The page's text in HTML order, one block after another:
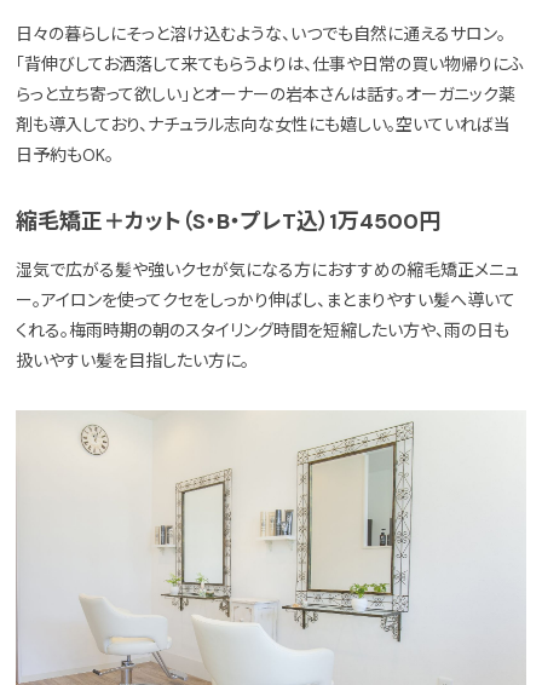
日々の暮らしにそっと溶け込むような、いつでも自然に通えるサロン。
「背伸びしてお洒落して来てもらうよりは、仕事や日常の買い物帰りにふ
らっと立ち寄って欲しい」とオーナーの岩本さんは話す。オーガニック薬
剤も導入しており、ナチュラル志向な女性にも嬉しい。空いていれば当
日予約もOK。
縮毛矯正＋カット（S・B・プレT込）1万4500円
湿気で広がる髪や強いクセが気になる方におすすめの縮毛矯正メニュ
ー。アイロンを使ってクセをしっかり伸ばし、まとまりやすい髪へ導いて
くれる。梅雨時期の朝のスタイリング時間を短縮したい方や、雨の日も
扱いやすい髪を目指したい方に。